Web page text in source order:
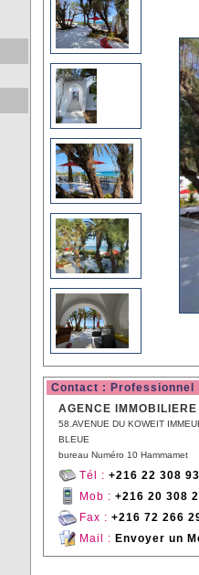
Contact : Professionnel
AGENCE
58.AVENUE DU KOWEIT
BLEUE
bureau Numéro 10 Hammamet
Tél : +216 22 308
Mob : +216 20 308
Fax : +216 72 266
Mail : Envoyer un